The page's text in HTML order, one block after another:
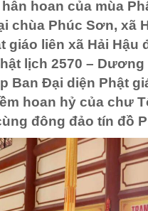
hoan của mùa
chùa Phúc Sơn, xã
giáo liên xã Hải Hậu
lịch 2570 –
Ban Đại diện Phật
hoan hỷ của chư
đông đảo tín đồ